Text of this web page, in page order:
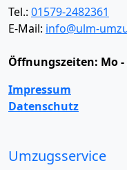
Tel.: 01579-2482361
E-Mail: info@ulm-
Öffnungszeiten: Mo -
Impressum
Datenschutz
Umzugsservice